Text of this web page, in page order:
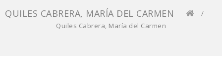
QUILES CABRERA, MARÍA DEL CARMEN
/
Quiles Cabrera, María del Carmen